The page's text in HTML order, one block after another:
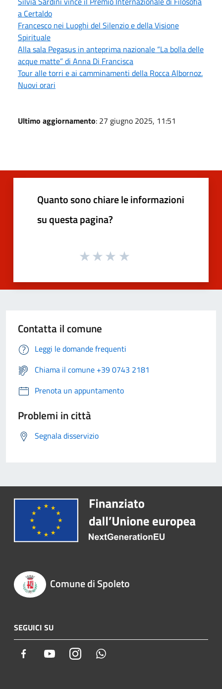
a Certaldo
Francesco nei Luoghi del Silenzio e della Visione
Spirituale
Alla sala Pegasus in anteprima nazionale “La bolla delle
acque matte” di Anna Di Francisca
Tour alle torri e ai camminamenti della Rocca Albornoz.
Nuovi orari
Ultimo aggiornamento: 27 giugno 2025, 11:51
Quanto sono chiare le informazioni
su questa pagina?
Contatta il comune
Leggi le domande frequenti
Chiama il comune +39 0743 2181
Prenota un appuntamento
Problemi in città
Segnala disservizio
Comune di Spoleto
SEGUICI SU
Facebook YoutubeInstagram